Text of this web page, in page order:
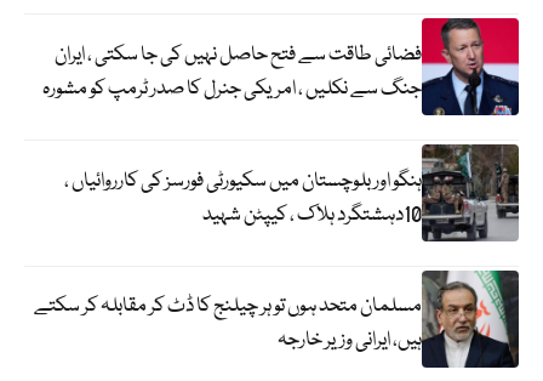
فضائی طاقت سے فتح حاصل نہیں کی جا سکتی ، ایران
جنگ سے نکلیں ، امریکی جنرل کا صدر ٹرمپ کو مشورہ
ہنگو اور بلوچستان میں سکیورٹی فورسز کی کارروائیاں ،
10دہشتگرد ہلاک ، کیپٹن شہید
مسلمان متحد ہوں تو ہر چیلنج کا ڈٹ کر مقابلہ کر سکتے
ہیں، ایرانی وزیر خارجہ